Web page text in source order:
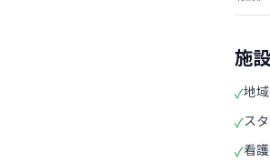
施
✓地
✓ス
✓看